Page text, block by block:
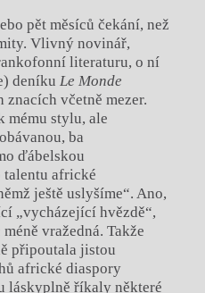
pět měsíců čekání, než
Vlivný novinář,
literaturu, o ní
deníku Le Monde
včetně mezer.
stylu, ale
ba
ďábelskou
africké
ještě uslyšíme“. Ano,
„vycházející hvězdě“,
vražedná. Takže
připoutala jistou
africké diaspory
láskyplně říkaly některé